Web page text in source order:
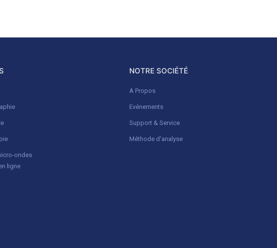
ondes
ligne
NOTRE SOCIÉTÉ
A Propos
Evénements
Support & Service
Méthode d'analyse